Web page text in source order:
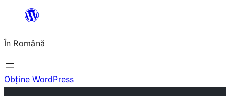
conținut
În Română
Obține WordPress